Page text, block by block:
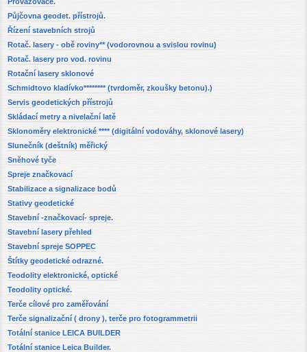
Půjčovna geodet. přístrojů.
Řízení stavebních strojů
Rotač. lasery - obě roviny** (vodorovnou a svislou rovinu)
Rotač. lasery pro vod. rovinu
Rotační lasery sklonové
Schmidtovo kladívko******** (tvrdoměr, zkoušky betonu).)
Servis geodetických přístrojů
Skládací metry a nivelační latě
Sklonoměry elektronické **** (digitální vodováhy, sklonové lasery)
Slunečník (deštník) měřický
Sněhové tyče
Spreje značkovací
Stabilizace a signalizace bodů
Stativy geodetické
Stavební -značkovací- spreje.
Stavební lasery přehled
Stavební spreje SOPPEC
Štítky geodetické odrazné.
Teodolity elektronické, optické
Teodolity optické.
Terče cílové pro zaměřování
Terče signalizační ( drony ), terče pro fotogrammetrii
Totální stanice LEICA BUILDER
Totální stanice Leica Builder.